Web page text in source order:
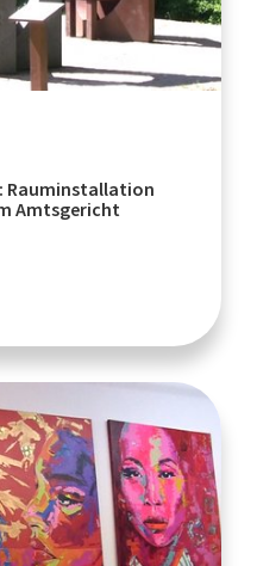
Rauminstallation
Amtsgericht